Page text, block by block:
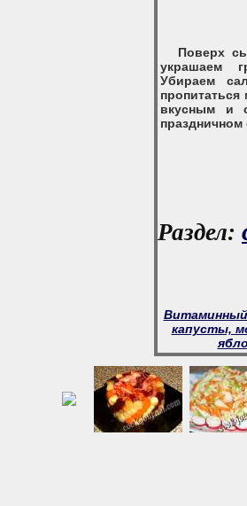
Поверх
украшаем
Убираем
пропитаться
вкусным и
праздничном
Раздел:
капусты,